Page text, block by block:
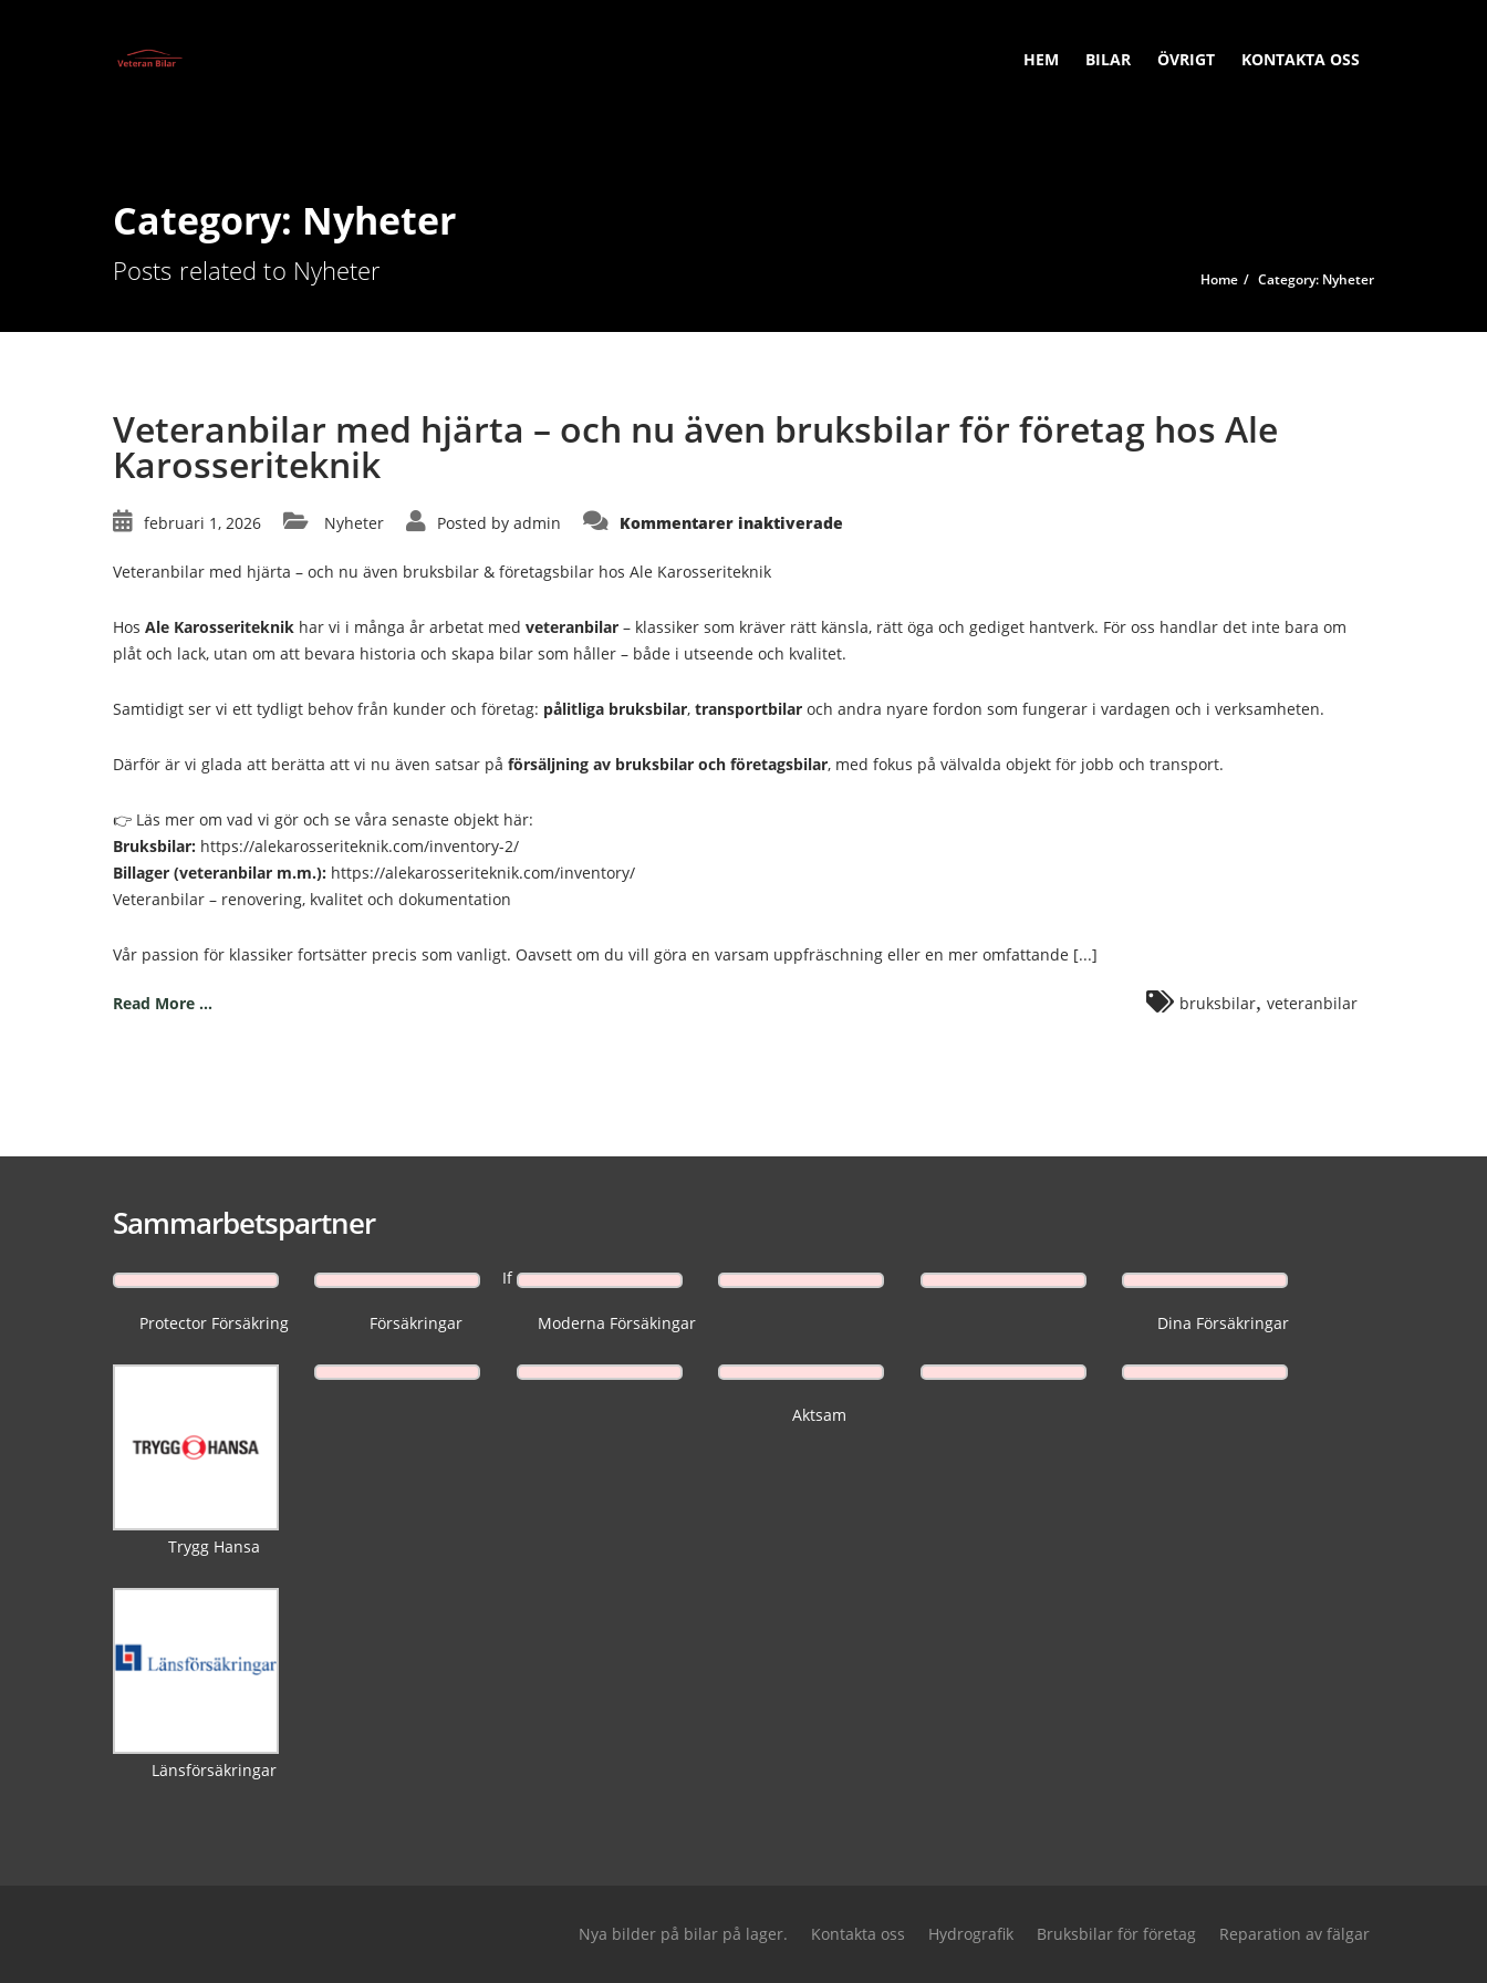
HEM BILAR ÖVRIGT KONTAKTA OSS
Category: Nyheter
Posts related to Nyheter Home Category: Nyheter
Veteranbilar med hjärta – och nu även bruksbilar för företag hos Ale
Karosseriteknik
februari 1, 2026 Nyheter Posted by admin Kommentarer inaktiverade
även
bruksbilar
för
Ale
Karosseriteknik
Veteranbilar med hjärta – och nu även bruksbilar & företagsbilar hos Ale Karosseriteknik
Hos Ale Karosseriteknik har vi i många år arbetat med veteranbilar – klassiker som kräver rätt känsla, rätt öga och gediget hantverk. För oss handlar det inte bara om
plåt och lack, utan om att bevara historia och skapa bilar som håller – både i utseende och kvalitet.
Samtidigt ser vi ett tydligt behov från kunder och företag: pålitliga bruksbilar, transportbilar och andra nyare fordon som fungerar i vardagen och i verksamheten.
Därför är vi glada att berätta att vi nu även satsar på försäljning av bruksbilar och företagsbilar, med fokus på välvalda objekt för jobb och transport.
👉 Läs mer om vad vi gör och se våra senaste objekt här:
Bruksbilar: https://alekarosseriteknik.com/inventory-2/
Billager (veteranbilar m.m.): https://alekarosseriteknik.com/inventory/
Veteranbilar – renovering, kvalitet och dokumentation
Vår passion för klassiker fortsätter precis som vanligt. Oavsett om du vill göra en varsam uppfräschning eller en mer omfattande [...]
Read More ... bruksbilar veteranbilar
Sammarbetspartner
Protector Försäkring
If
Försäkringar Moderna Försäkingar Dina Försäkringar
Trygg Hansa
Aktsam
Länsförsäkringar
Nya bilder på bilar på lager. Kontakta oss Hydrografik Bruksbilar för företag Reparation av fälgar